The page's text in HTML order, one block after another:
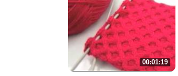
00:01:19